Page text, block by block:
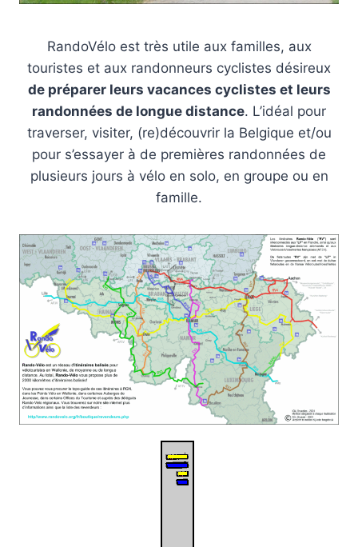
RandoVélo est très utile aux familles, aux
touristes et aux randonneurs cyclistes désireux
de préparer leurs vacances cyclistes et leurs
randonnées de longue distance. L’idéal pour
traverser, visiter, (re)découvrir la Belgique et/ou
pour s’essayer à de premières randonnées de
plusieurs jours à vélo en solo, en groupe ou en
famille.